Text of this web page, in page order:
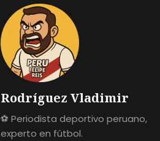
Rodríguez Vladimir
⚽ Periodista deportivo peruano,
experto en fútbol.